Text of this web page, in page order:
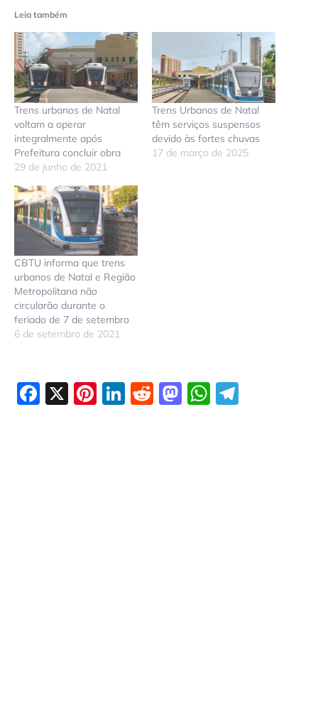
Leia também
Trens urbanos de Natal
voltam a operar
integralmente após
Prefeitura concluir obra
29 de junho de 2021
Trens Urbanos de Natal
têm serviços suspensos
devido às fortes chuvas
17 de março de 2025
CBTU informa que trens
urbanos de Natal e Região
Metropolitana não
circularão durante o
feriado de 7 de setembro
6 de setembro de 2021
Facebook
X Pinterest
LinkedIn
Reddit
Mastodon